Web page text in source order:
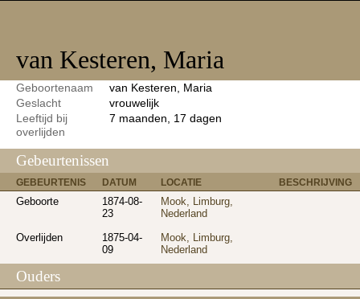
van Kesteren, Maria
Geboortenaam
van Kesteren, Maria
Geslacht
vrouwelijk
Leeftijd bij
overlijden
7 maanden, 17 dagen
Gebeurtenissen
GEBEURTENIS DATUM LOCATIE BESCHRIJVING
Geboorte
1874-08-
23
Mook, Limburg,
Nederland
Overlijden
1875-04-
09
Mook, Limburg,
Nederland
Ouders